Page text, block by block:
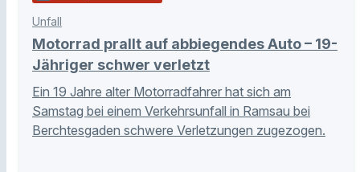
Unfall
Motorrad prallt auf abbiegendes Auto – 19-
Jähriger schwer verletzt
Ein 19 Jahre alter Motorradfahrer hat sich am
Samstag bei einem Verkehrsunfall in Ramsau bei
Berchtesgaden schwere Verletzungen zugezogen.